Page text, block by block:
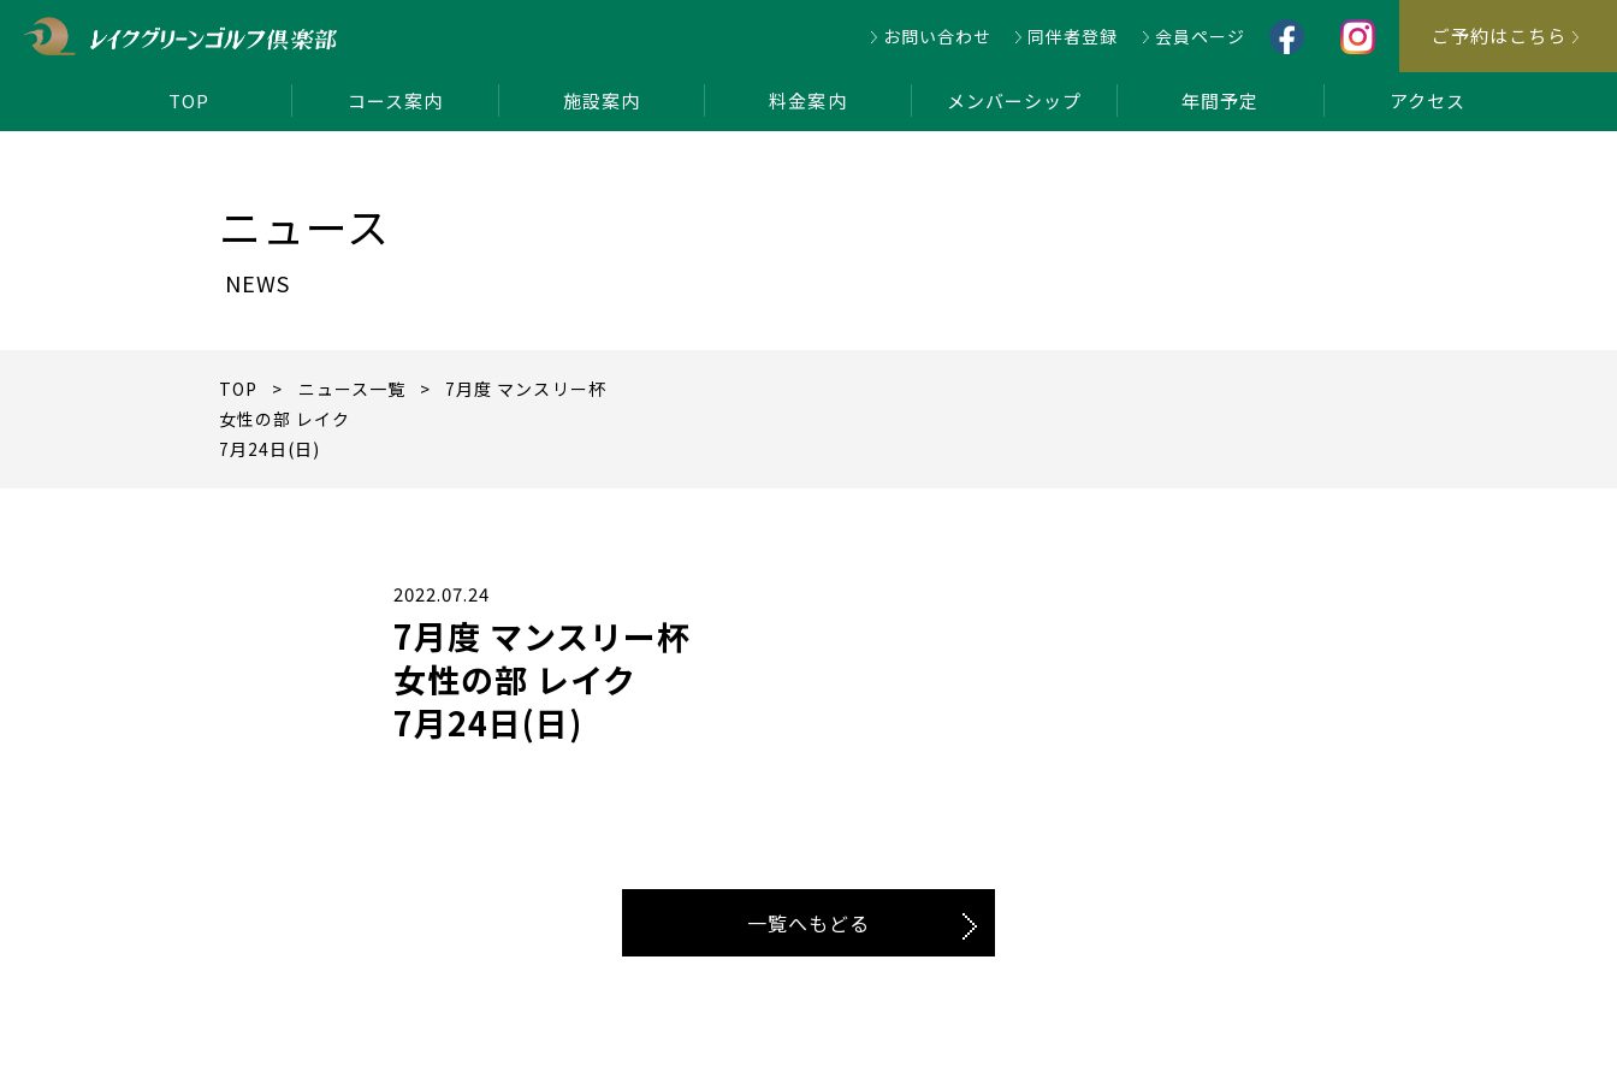
お問い合わせ 同伴者登録 会員ページ ご予約はこちら
TOP コース案内 施設案内 料金案内 メンバーシップ 年間予定 アクセス
ニュース
NEWS
TOP > ニュース一覧 > 7月度 マンスリー杯
女性の部 レイク
7月24日(日)
2022.07.24
7月度 マンスリー杯
女性の部 レイク
7月24日(日)
一覧へもどる